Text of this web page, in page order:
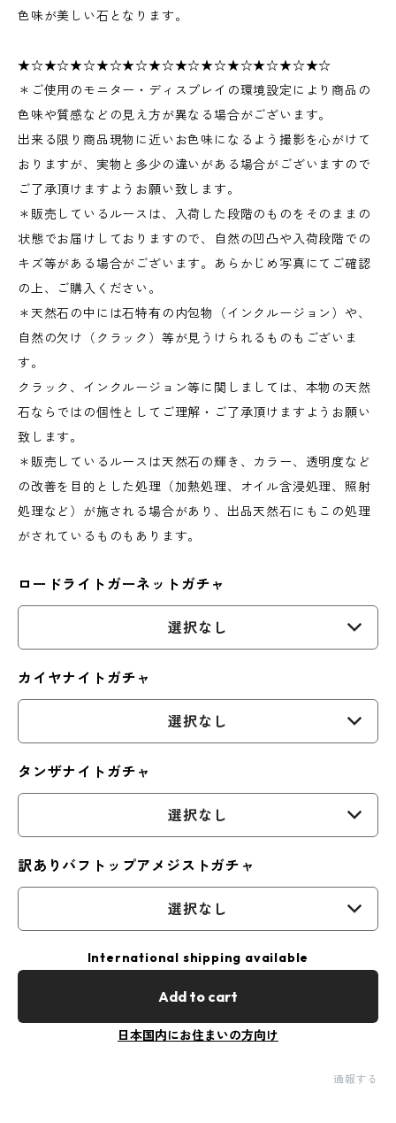
色味が美しい石となります。
★☆★☆★☆★☆★☆★☆★☆★☆★☆★☆★☆★☆
＊ご使用のモニター・ディスプレイの環境設定により商品の
色味や質感などの見え方が異なる場合がございます。
出来る限り商品現物に近いお色味になるよう撮影を心がけて
おりますが、実物と多少の違いがある場合がございますので
ご了承頂けますようお願い致します。
＊販売しているルースは、入荷した段階のものをそのままの
状態でお届けしておりますので、自然の凹凸や入荷段階での
キズ等がある場合がございます。あらかじめ写真にてご確認
の上、ご購入ください。
＊天然石の中には石特有の内包物（インクルージョン）や、
自然の欠け（クラック）等が見うけられるものもございま
す。
クラック、インクルージョン等に関しましては、本物の天然
石ならではの個性としてご理解・ご了承頂けますようお願い
致します。
＊販売しているルースは天然石の輝き、カラー、透明度など
の改善を目的とした処理（加熱処理、オイル含浸処理、照射
処理など）が施される場合があり、出品天然石にもこの処理
がされているものもあります。
ロードライトガーネットガチャ
選択なし
カイヤナイトガチャ
選択なし
タンザナイトガチャ
選択なし
訳ありバフトップアメジストガチャ
選択なし
International shipping available
Add to cart
日本国内にお住まいの方向け
通報する